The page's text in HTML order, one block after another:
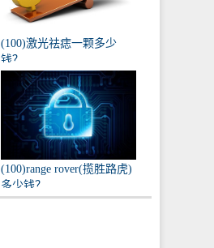
(100)激光祛痣一颗多少
钱？
(100)range rover(揽胜路虎)
多少钱？